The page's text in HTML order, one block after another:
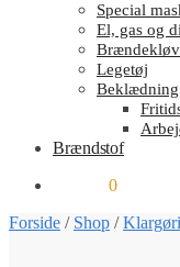
Special
El, gas og
Legetøj
Beklædning
Brændstof
0
Forside / Shop /